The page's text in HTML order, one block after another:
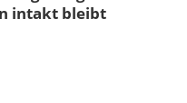
intakt bleibt